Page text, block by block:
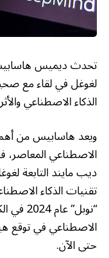
تحدث ديميس
لغوغل في لقاء مع
الذكاء الاصطناعي
ويعد هاسابيس من
الاصطناعي
ديب مايند التابعة
تقنيات الذكاء
الاصطناعي في توقع
حتى الآن.